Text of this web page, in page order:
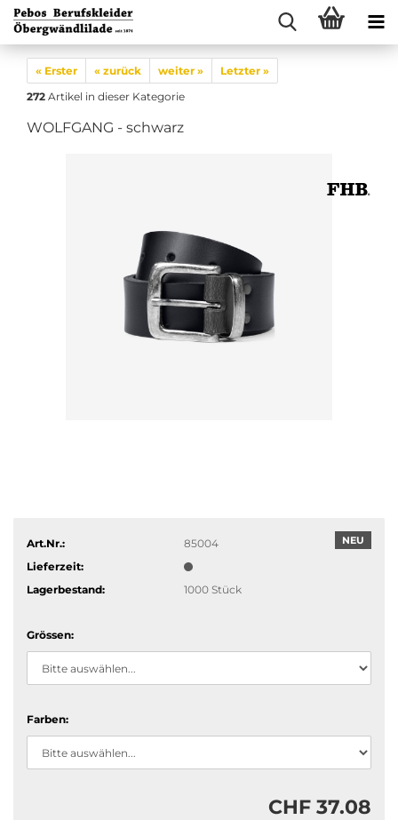
« Erster « zurück weiter »
Letzter »
272 Artikel in dieser Kategorie
WOLFGANG - schwarz
NEU
Art.Nr.:
85004
Lieferzeit:
Lagerbestand:
1000 Stück
Grössen:
Farben:
CHF 37.08